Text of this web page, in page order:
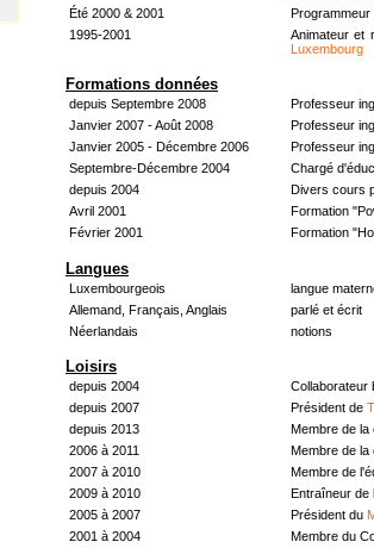
Été 2000 & 2001
Programmeur
1995-2001
Animateur et
Luxembourg
Formations données
depuis Septembre 2008
Professeur
Janvier 2007 - Août 2008
Professeur
Janvier 2005 - Décembre 2006
Professeur
Septembre-Décembre 2004
Chargé
depuis 2004
Divers cours
Avril 2001
Formation
Février 2001
Formation
Langues
Luxembourgeois
langue
Allemand, Français, Anglais
parlé et écrit
Néerlandais
notions
Loisirs
depuis 2004
Collaborateur
depuis 2007
Président de
depuis 2013
Membre de
2006 à 2011
Membre de
2007 à 2010
Membre de
2009 à 2010
Entraîneur de
2005 à 2007
Président du
2001 à 2004
Membre du